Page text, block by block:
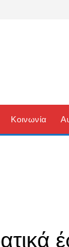
Κοινωνία